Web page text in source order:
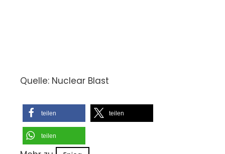
Quelle: Nuclear Blast
teilen teilen
teilen